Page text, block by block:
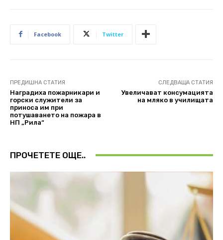
Facebook Twitter
ПРЕДИШНА СТАТИЯ
Наградиха пожарникари и
горски служители за
приноса им при
потушаването на пожара в
НП „Рила“
СЛЕДВАЩА СТАТИЯ
Увеличават консумацията
на мляко в училищата
ПРОЧЕТЕТЕ ОЩЕ..